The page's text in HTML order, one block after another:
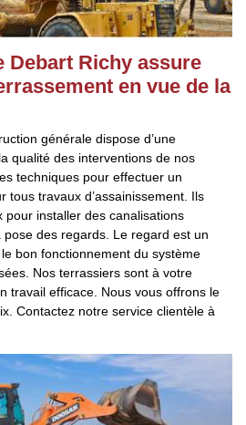
Debart Richy assure
en vue de la
générale dispose d’une
qualité des interventions de nos
techniques pour effectuer un
tous travaux d’assainissement. Ils
pour installer des canalisations
des regards. Le regard est un
bon fonctionnement du système
Nos terrassiers sont à votre
travail efficace. Nous vous offrons le
Contactez notre service clientèle à